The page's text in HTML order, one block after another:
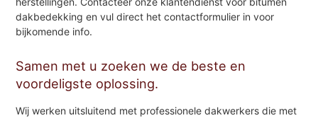
dakbedekking en vul direct het contactformulier in voor
bijkomende info.
Samen met u zoeken we de beste en
voordeligste oplossing.
Wij werken uitsluitend met professionele dakwerkers die met